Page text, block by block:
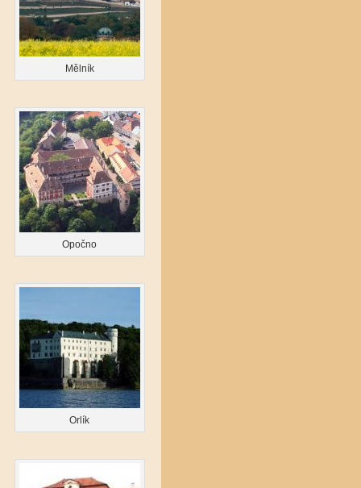
Mělník
Opočno
Orlík